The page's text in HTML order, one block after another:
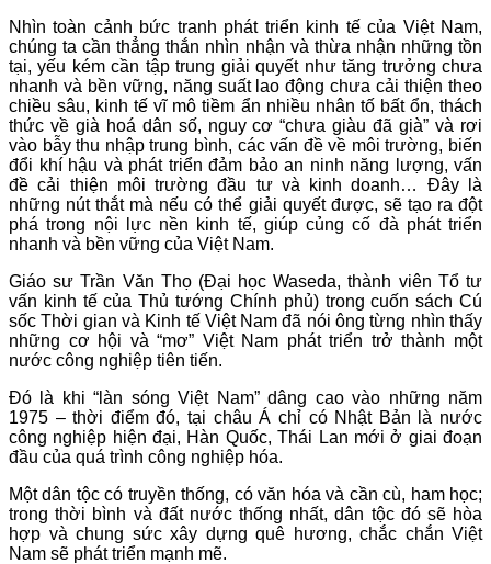
Nhìn toàn cảnh bức tranh phát triển kinh tế của Việt Nam,
chúng ta cần thẳng thắn nhìn nhận và thừa nhận những tồn
tại, yếu kém cần tập trung giải quyết như tăng trưởng chưa
nhanh và bền vững, năng suất lao động chưa cải thiện theo
chiều sâu, kinh tế vĩ mô tiềm ẩn nhiều nhân tố bất ổn, thách
thức về già hoá dân số, nguy cơ “chưa giàu đã già” và rơi
vào bẫy thu nhập trung bình, các vấn đề về môi trường, biến
đổi khí hậu và phát triển đảm bảo an ninh năng lượng, vấn
đề cải thiện môi trường đầu tư và kinh doanh… Đây là
những nút thắt mà nếu có thể giải quyết được, sẽ tạo ra đột
phá trong nội lực nền kinh tế, giúp củng cố đà phát triển
nhanh và bền vững của Việt Nam.
Giáo sư Trần Văn Thọ (Đại học Waseda, thành viên Tổ tư
vấn kinh tế của Thủ tướng Chính phủ) trong cuốn sách Cú
sốc Thời gian và Kinh tế Việt Nam đã nói ông từng nhìn thấy
những cơ hội và “mơ” Việt Nam phát triển trở thành một
nước công nghiệp tiên tiến.
Đó là khi “làn sóng Việt Nam” dâng cao vào những năm
1975 – thời điểm đó, tại châu Á chỉ có Nhật Bản là nước
công nghiệp hiện đại, Hàn Quốc, Thái Lan mới ở giai đoạn
đầu của quá trình công nghiệp hóa.
Một dân tộc có truyền thống, có văn hóa và cần cù, ham học;
trong thời bình và đất nước thống nhất, dân tộc đó sẽ hòa
hợp và chung sức xây dựng quê hương, chắc chắn Việt
Nam sẽ phát triển mạnh mẽ.